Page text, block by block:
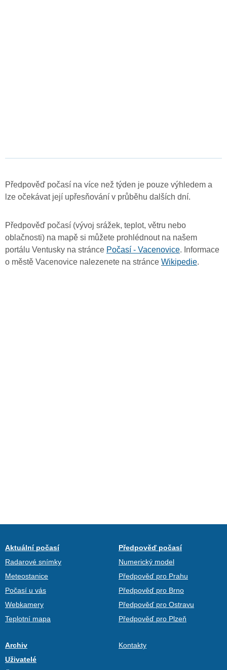
Předpověď počasí na více než týden je pouze výhledem a
lze očekávat její upřesňování v průběhu dalších dní.
Předpověď počasí (vývoj srážek, teplot, větru nebo
oblačnosti) na mapě si můžete prohlédnout na našem
portálu Ventusky na stránce Počasí - Vacenovice. Informace
o městě Vacenovice nalezenete na stránce Wikipedie.
Aktuální počasí
Radarové snímky
Meteostanice
Počasí u vás
Webkamery
Teplotní mapa
Předpověď počasí
Numerický model
Předpověď pro Prahu
Předpověď pro Brno
Předpověď pro Ostravu
Předpověď pro Plzeň
Archiv
Uživatelé
Kontakty